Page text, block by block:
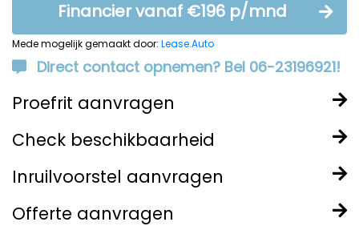
Financier vanaf €196 p/mnd
Mede mogelijk gemaakt door: Lease.Auto
Direct contact opnemen? Bel 06-23196921!
Proefrit aanvragen
Check beschikbaarheid
Inruilvoorstel aanvragen
Offerte aanvragen